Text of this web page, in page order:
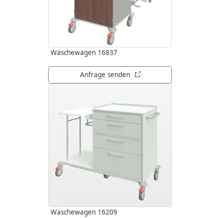
Wäschewagen 16837
Anfrage senden öffnet in neuem Tab
Wäschewagen 16209